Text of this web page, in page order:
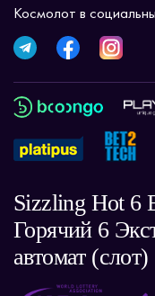
Космолот в
Sizzling Hot 6
Горячий 6
автомат (слот)